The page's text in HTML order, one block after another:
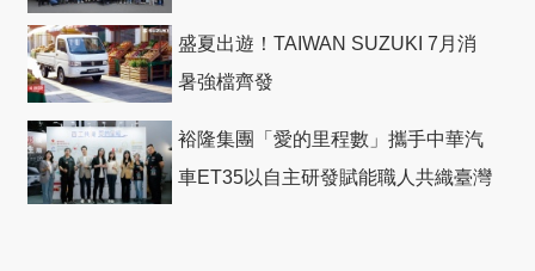
盛夏出遊！TAIWAN SUZUKI 7月消
暑強檔齊發
裕隆集團「愛的里程數」攜手中華汽
車ET35以自主研發賦能職人共織臺灣